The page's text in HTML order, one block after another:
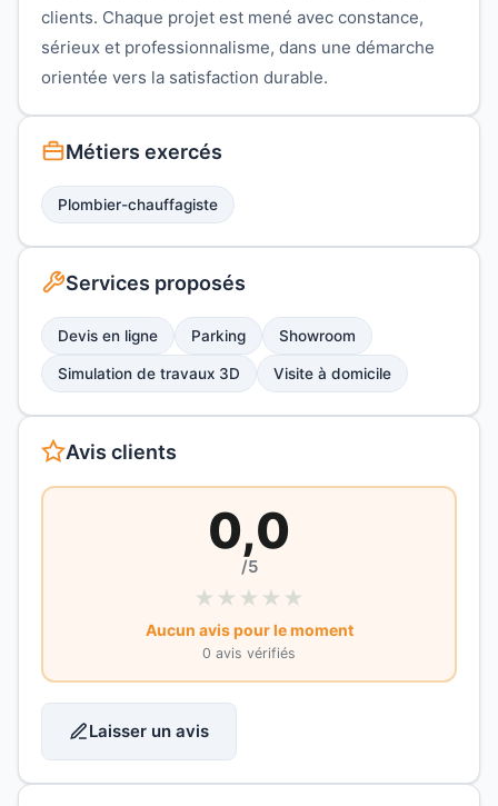
clients. Chaque projet est mené avec constance,
sérieux et professionnalisme, dans une démarche
orientée vers la satisfaction durable.
Métiers exercés
Plombier-chauffagiste
Services proposés
Devis en ligne Parking Showroom
Simulation de travaux 3D Visite à domicile
Avis clients
0,0
/5
★ ★ ★ ★ ★
Aucun avis pour le moment
0 avis vérifiés
Laisser un avis